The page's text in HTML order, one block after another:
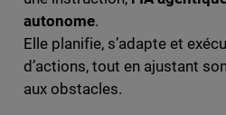
autonome.
Elle planifie, s’adapte et
d’actions, tout en ajustant
aux obstacles.